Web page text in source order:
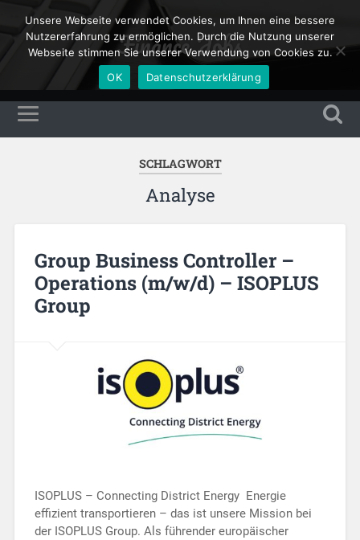
Finance Jobs
SCHLAGWORT
Analyse
Group Business Controller –
Operations (m/w/d) – ISOPLUS
Group
ISOPLUS – Connecting District Energy Energie
effizient transportieren – das ist unsere Mission bei
der ISOPLUS Group. Als führender europäischer
Unsere Webseite verwendet Cookies, um Ihnen eine bessere
Nutzererfahrung zu ermöglichen. Durch die Nutzung unserer
Webseite stimmen Sie unserer Verwendung von Cookies zu.
OK
Datenschutzerklärung